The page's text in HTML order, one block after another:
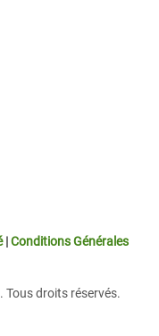
|Conditions Générales
droits réservés.